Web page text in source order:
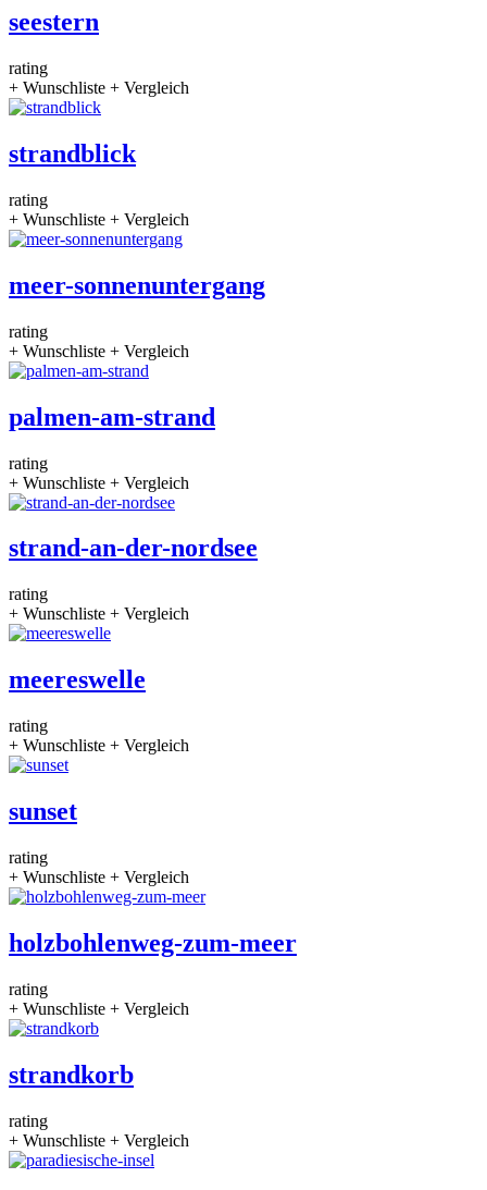
seestern
rating
+ Wunschliste + Vergleich
strandblick
rating
+ Wunschliste + Vergleich
meer-sonnenuntergang
rating
+ Wunschliste + Vergleich
palmen-am-strand
rating
+ Wunschliste + Vergleich
strand-an-der-nordsee
rating
+ Wunschliste + Vergleich
meereswelle
rating
+ Wunschliste + Vergleich
sunset
rating
+ Wunschliste + Vergleich
holzbohlenweg-zum-meer
rating
+ Wunschliste + Vergleich
strandkorb
rating
+ Wunschliste + Vergleich